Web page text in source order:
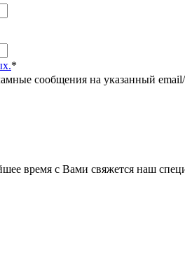
*
сообщения на указанный
время с Вами свяжется наш